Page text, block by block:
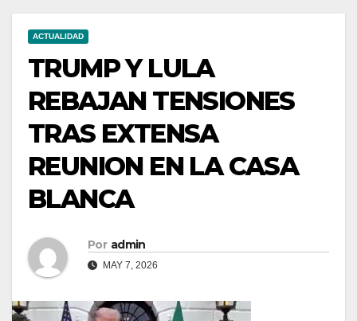
ACTUALIDAD
TRUMP Y LULA
REBAJAN TENSIONES
TRAS EXTENSA
REUNION EN LA CASA
BLANCA
Por admin
MAY 7, 2026